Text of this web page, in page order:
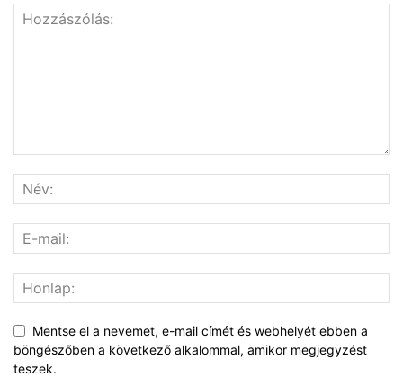
Mentse el a nevemet, e-mail címét és webhelyét ebben a
böngészőben a következő alkalommal, amikor megjegyzést
teszek.